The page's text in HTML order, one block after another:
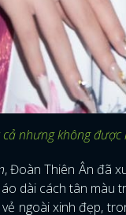
nhưng không được
, Đoàn Thiên Ân đã
dài cách tân
ngoài xinh đẹp,